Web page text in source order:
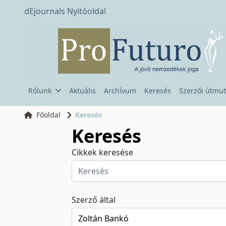
dEjournals Nyitóoldal
Rólunk Aktuális Archívum Keresés Szerzői
Főoldal Keresés
Keresés
Cikkek keresése
Szerző által